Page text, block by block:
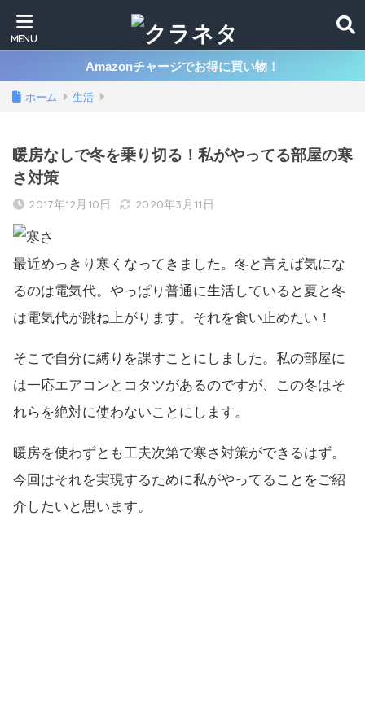
Amazonチャージでお得に買い物！
ホーム 生活
暖房なしで冬を乗り切る！私がやってる部屋の寒
さ対策
2017年12月10日 2020年3月11日
最近めっきり寒くなってきました。冬と言えば気にな
るのは電気代。やっぱり普通に生活していると夏と冬
は電気代が跳ね上がります。それを食い止めたい！
そこで自分に縛りを課すことにしました。私の部屋に
は一応エアコンとコタツがあるのですが、この冬はそ
れらを絶対に使わないことにします。
暖房を使わずとも工夫次第で寒さ対策ができるはず。
今回はそれを実現するために私がやってることをご紹
介したいと思います。